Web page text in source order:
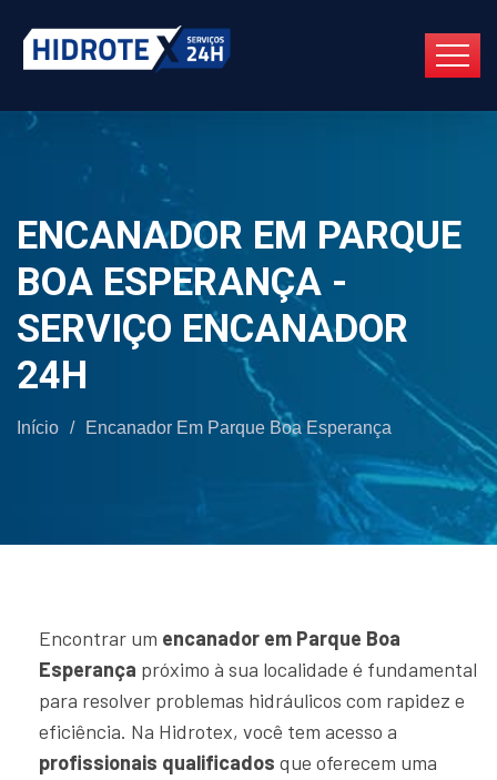
ENCANADOR EM PARQUE
BOA ESPERANÇA -
SERVIÇO ENCANADOR
24H
Início / Encanador Em Parque Boa Esperança
Encontrar um encanador em Parque Boa
Esperança próximo à sua localidade é fundamental
para resolver problemas hidráulicos com rapidez e
eficiência. Na Hidrotex, você tem acesso a
profissionais qualificados que oferecem uma